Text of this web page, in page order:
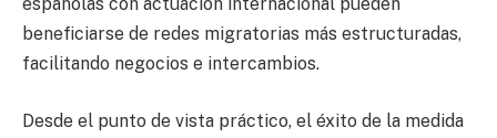
beneficiarse de redes migratorias más estructuradas,
facilitando negocios e intercambios.
Desde el punto de vista práctico, el éxito de la medida